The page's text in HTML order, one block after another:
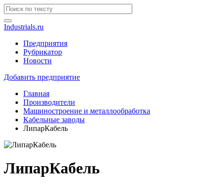
Industrials.ru
Предприятия
Рубрикатор
Новости
Добавить предприятие
Главная
Производители
Машиностроение и металлообработка
Кабельные заводы
ЛипарКабель
ЛипарКабель